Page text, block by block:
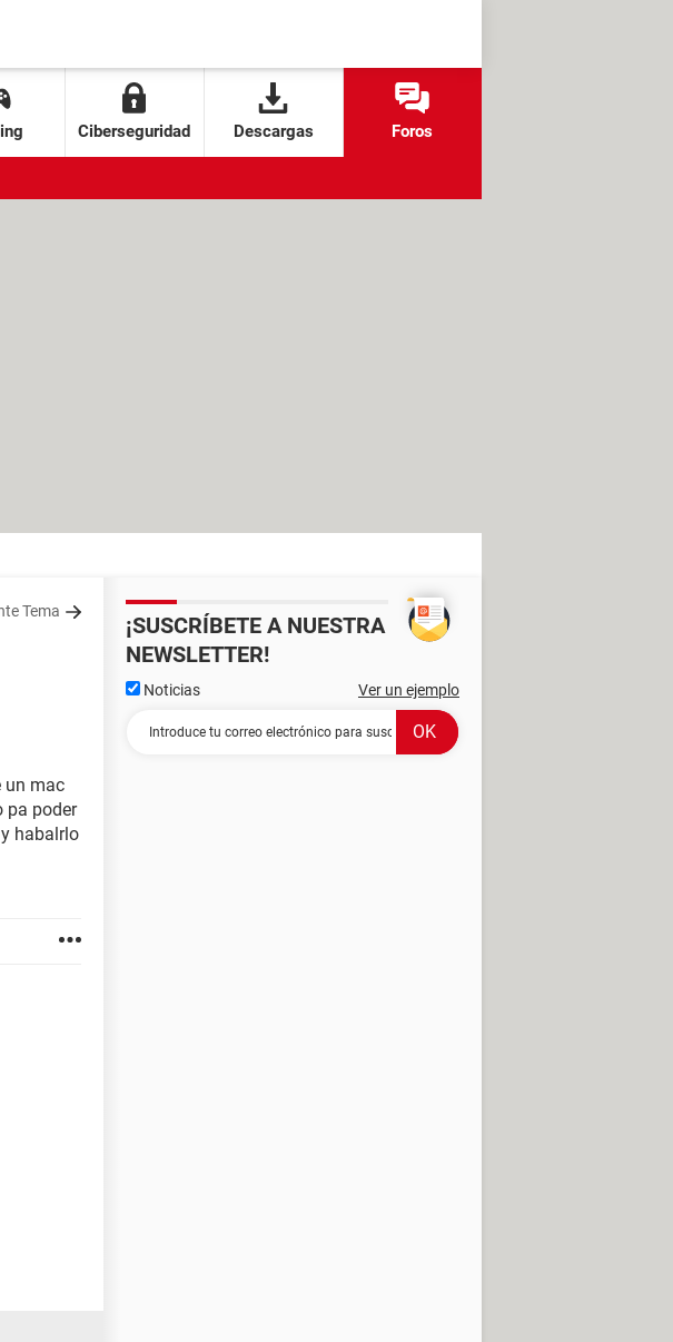
Ciberseguridad Descargas Foros
Tema
un mac
pa poder
habalrlo
¡SUSCRÍBETE A NUESTRA
NEWSLETTER!
Noticias Ver un ejemplo